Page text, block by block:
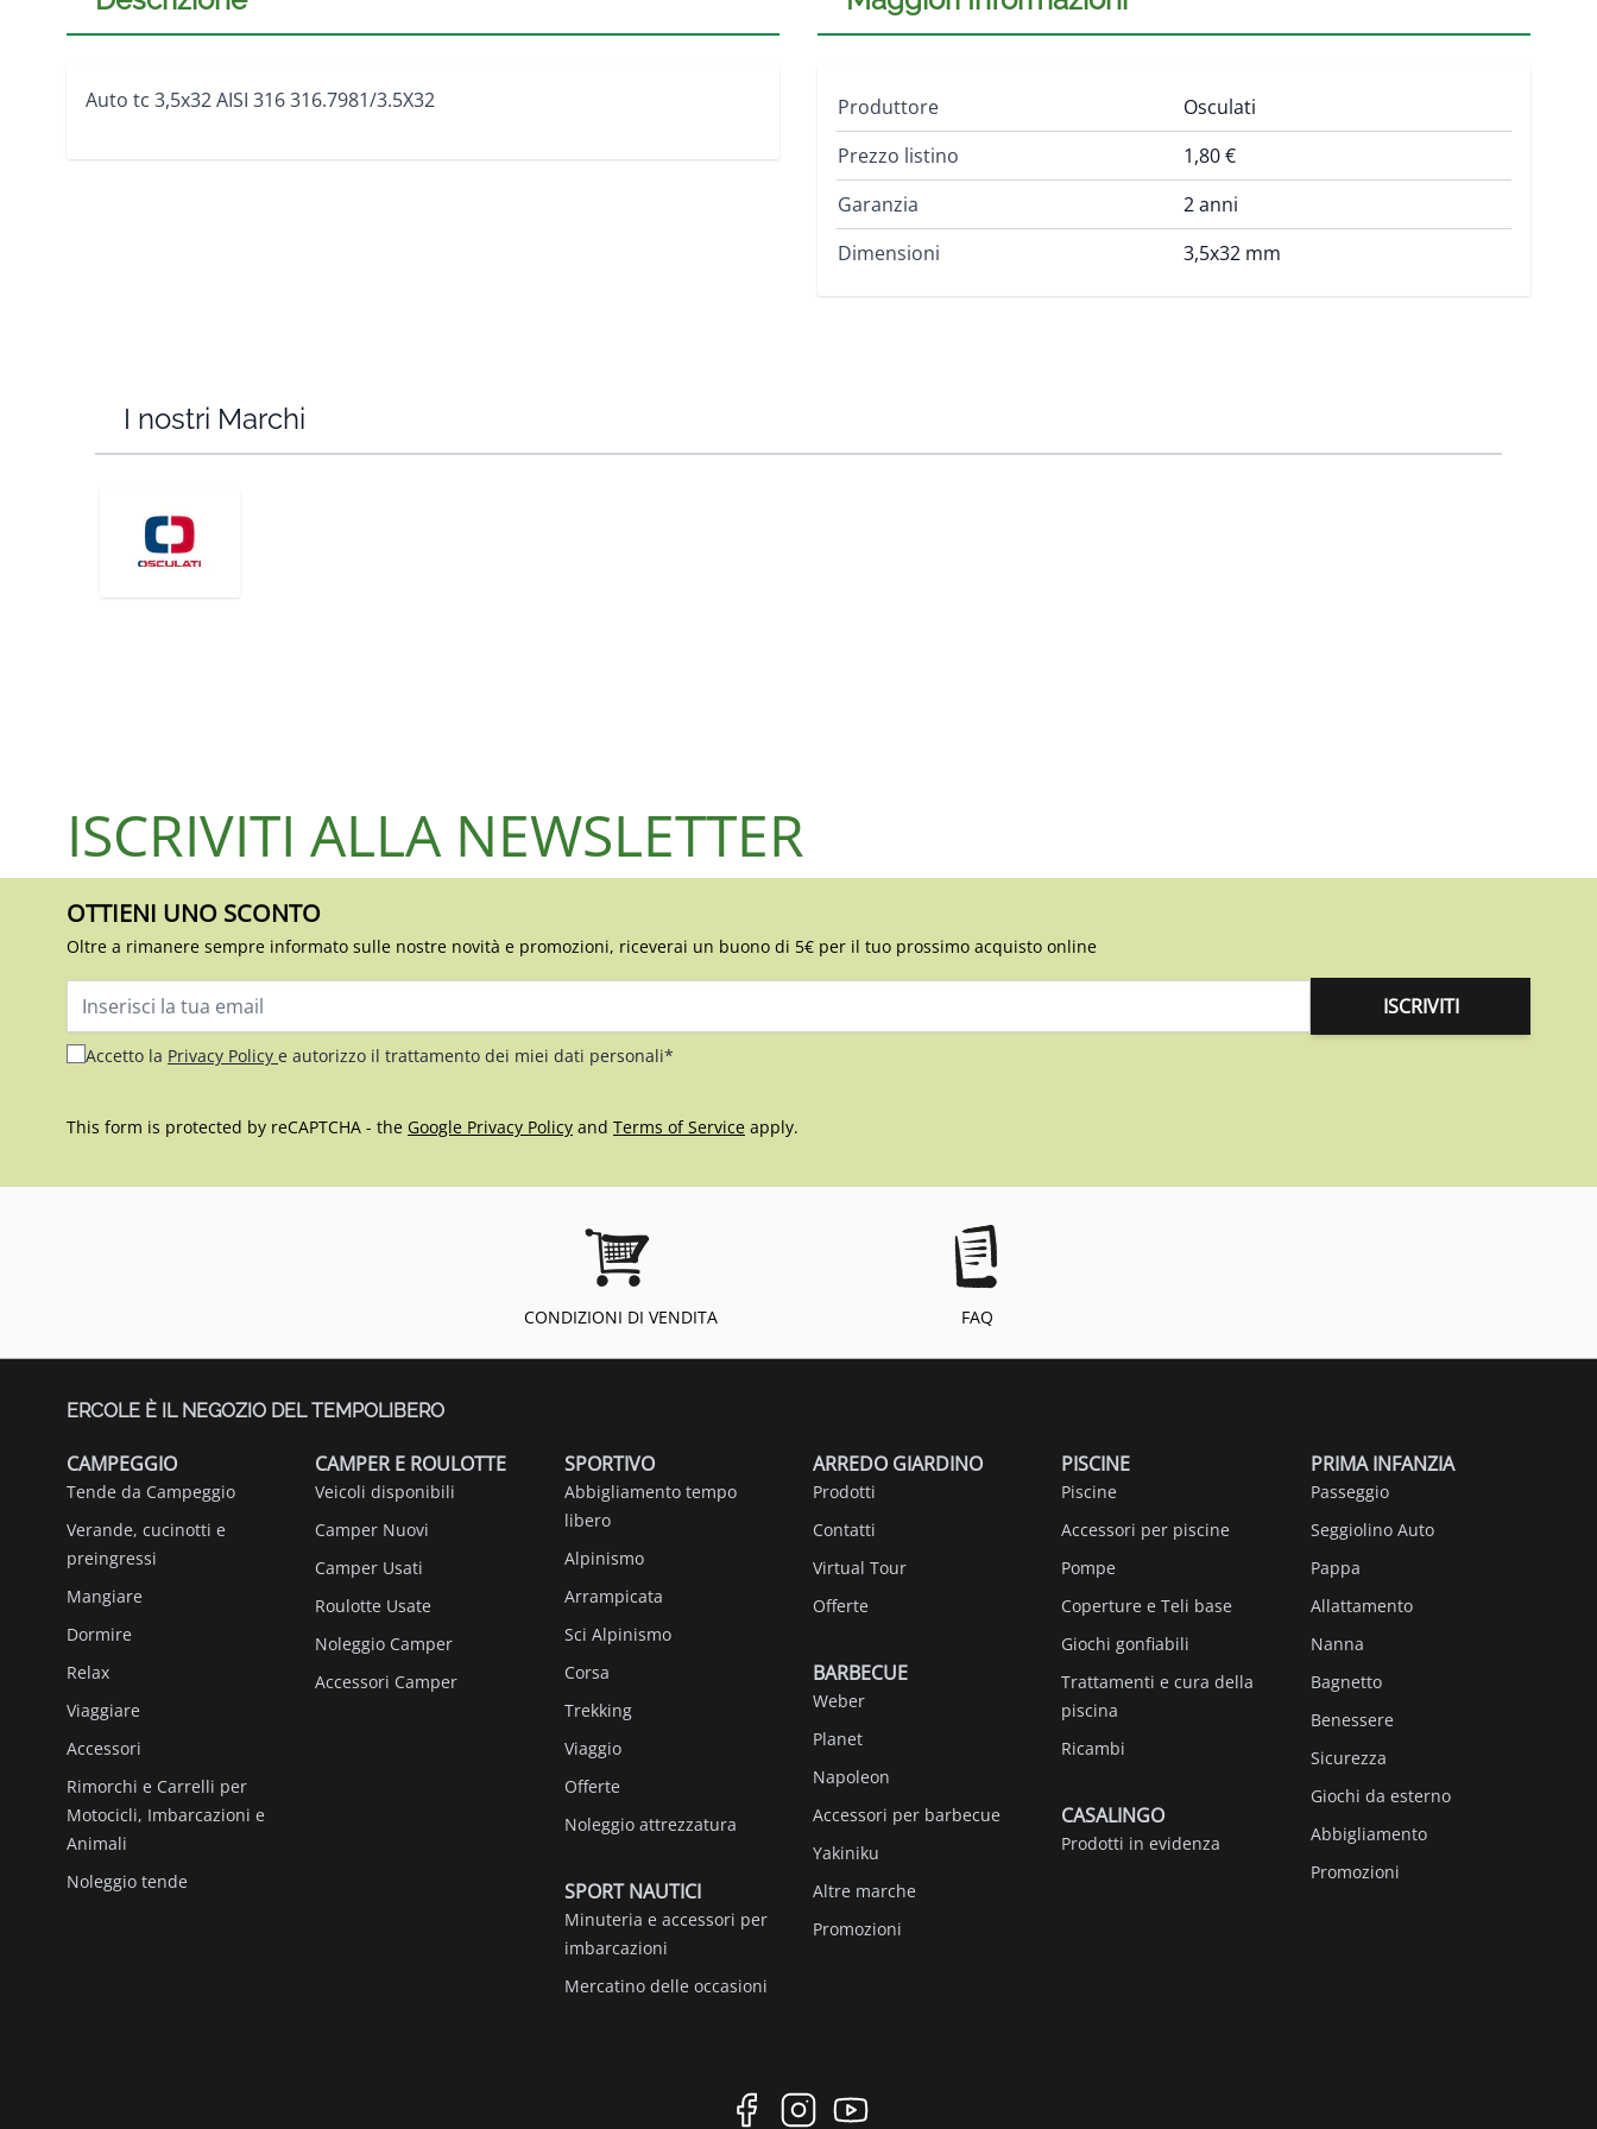
Auto tc 3,5x32 AISI 316 316.7981/3.5X32 Produttore
Osculati
Prezzo listino
1,80 €
Garanzia
2 anni
Dimensioni
3,5x32 mm
I nostri Marchi
ISCRIVITI ALLA NEWSLETTER
OTTIENI UNO SCONTO
Oltre a rimanere sempre informato sulle nostre novità e promozioni, riceverai un buono di 5€ per il tuo prossimo acquisto online
Indirizzo email ISCRIVITI
Accetto la Privacy Policy e autorizzo il trattamento dei miei dati personali*
This form is protected by reCAPTCHA - the Google Privacy Policy and Terms of Service apply.
CONDIZIONI DI VENDITA FAQ
ERCOLE È IL NEGOZIO DEL TEMPOLIBERO
CAMPEGGIO
Tende da Campeggio
Verande, cucinotti e
preingressi
Mangiare
Dormire
Relax
Viaggiare
Accessori
Rimorchi e Carrelli per
Motocicli, Imbarcazioni e
Animali
Noleggio tende
CAMPER E ROULOTTE
Veicoli disponibili
Camper Nuovi
Camper Usati
Roulotte Usate
Noleggio Camper
Accessori Camper
SPORTIVO
Abbigliamento tempo
libero
Alpinismo
Arrampicata
Sci Alpinismo
Corsa
Trekking
Viaggio
Offerte
Noleggio attrezzatura
SPORT NAUTICI
Minuteria e accessori per
imbarcazioni
Mercatino delle occasioni
ARREDO GIARDINO
Prodotti
Contatti
Virtual Tour
Offerte
BARBECUE
Weber
Planet
Napoleon
Accessori per barbecue
Yakiniku
Altre marche
Promozioni
PISCINE
Piscine
Accessori per piscine
Pompe
Coperture e Teli base
Giochi gonfiabili
Trattamenti e cura della
piscina
Ricambi
CASALINGO
Prodotti in evidenza
PRIMA INFANZIA
Passeggio
Seggiolino Auto
Pappa
Allattamento
Nanna
Bagnetto
Benessere
Sicurezza
Giochi da esterno
Abbigliamento
Promozioni